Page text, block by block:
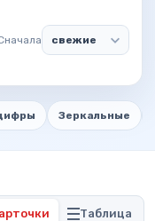
Зеркальные
Таблица